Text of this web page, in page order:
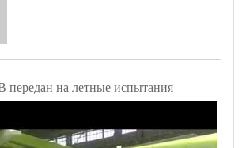
на летные испытания